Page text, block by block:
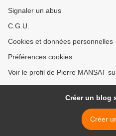
Signaler un abus
C.G.U.
Cookies et données personnelles
Préférences cookies
Voir le profil de Pierre MANSAT
Créer un blog
Créer